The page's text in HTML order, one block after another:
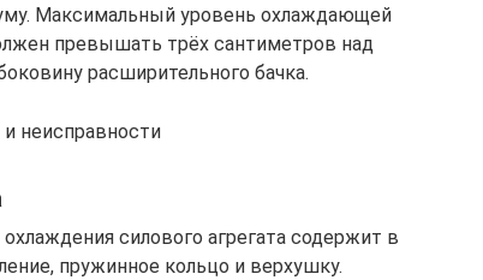
Максимальный уровень охлаждающей
превышать трёх сантиметров над
расширительного бачка.
неисправности
силового агрегата содержит в
пружинное кольцо и верхушку.